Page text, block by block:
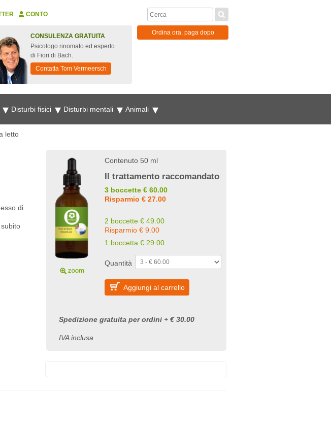
CONTO
CONSULENZA GRATUITA
Psicologo rinomato ed esperto
di Fiori di Bach.
Contatta Tom Vermeersch
Ordina ora, paga dopo
Disturbi fisici Disturbi mentali Animali
letto
di
Contenuto 50 ml
Il trattamento raccomandato
3 boccette € 60.00
Risparmio € 27.00
2 boccette € 49.00
Risparmio € 9.00
1 boccetta € 29.00
Quantità
Aggiungi al carrello
Spedizione gratuita per ordini + € 30.00
IVA inclusa